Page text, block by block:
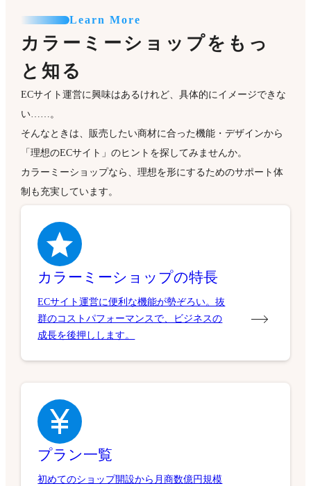
Learn More
カラーミーショップをもっ
と知る
ECサイト運営に興味はあるけれど、具体的にイメージできな
い……。
そんなときは、販売したい商材に合った機能・デザインから
「理想のECサイト」のヒントを探してみませんか。
カラーミーショップなら、理想を形にするためのサポート体
制も充実しています。
カラーミーショップの特長
ECサイト運営に便利な機能が勢ぞろい。抜
群のコストパフォーマンスで、ビジネスの
成長を後押しします。
プラン一覧
初めてのショップ開設から月商数億円規模